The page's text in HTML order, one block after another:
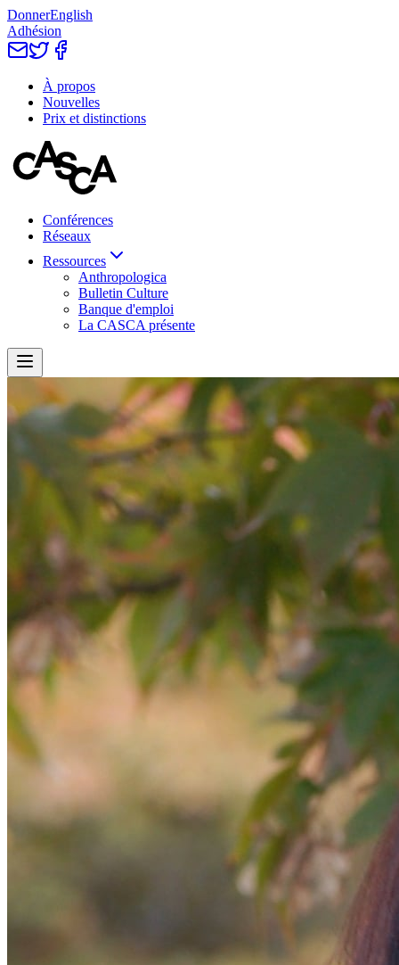
DonnerEnglish
Adhésion
À propos
Nouvelles
Prix et distinctions
Conférences
Réseaux
Ressources
Anthropologica
Bulletin Culture
Banque d'emploi
La CASCA présente